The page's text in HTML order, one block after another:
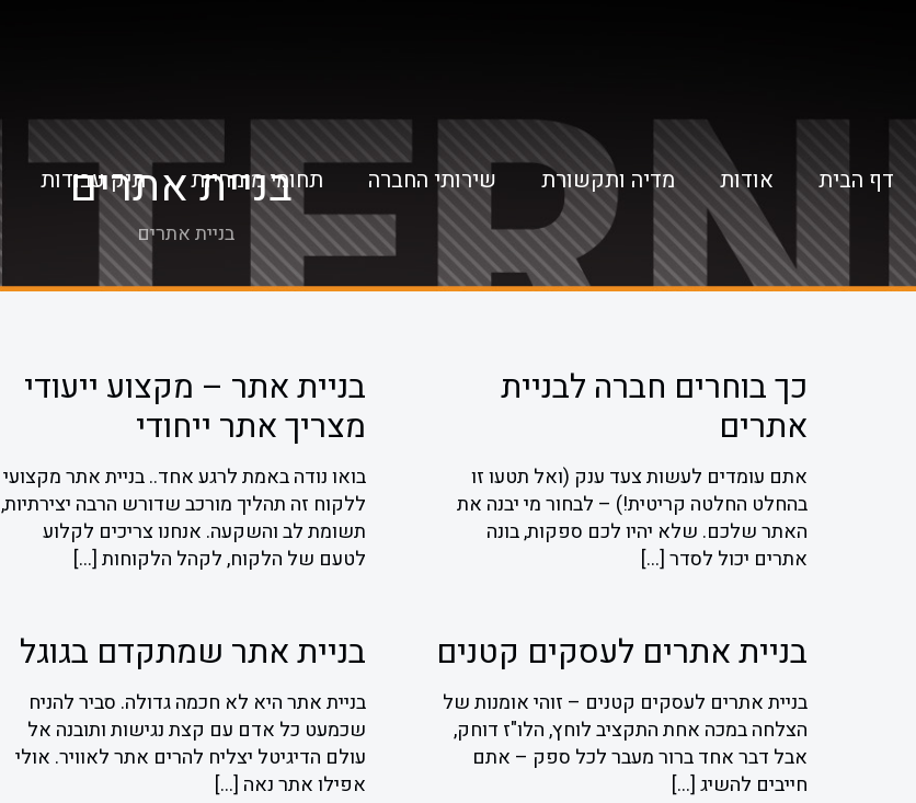
דף הבית אודות מדיה ותקשורת שירותי החברה תחומי מומחיות תיק עבודות
בניית אתרים
בניית אתרים
כך בוחרים חברה לבניית
אתרים
אתם עומדים לעשות צעד ענק (ואל תטעו זו
בהחלט החלטה קריטית!) – לבחור מי יבנה את
האתר שלכם. שלא יהיו לכם ספקות, בונה
אתרים יכול לסדר […]
בניית אתר – מקצוע ייעודי
מצריך אתר ייחודי
בואו נודה באמת לרגע אחד.. בניית אתר מקצועי
ללקוח זה תהליך מורכב שדורש הרבה יצירתיות,
תשומת לב והשקעה. אנחנו צריכים לקלוע
לטעם של הלקוח, לקהל הלקוחות […]
בניית אתרים לעסקים קטנים
בניית אתרים לעסקים קטנים – זוהי אומנות של
הצלחה במכה אחת התקציב לוחץ, הלו"ז דוחק,
אבל דבר אחד ברור מעבר לכל ספק – אתם
חייבים להשיג […]
בניית אתר שמתקדם בגוגל
בניית אתר היא לא חכמה גדולה. סביר להניח
שכמעט כל אדם עם קצת נגישות ותובנה אל
עולם הדיגיטל יצליח להרים אתר לאוויר. אולי
אפילו אתר נאה […]